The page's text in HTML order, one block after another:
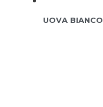
UOVA BIANCO